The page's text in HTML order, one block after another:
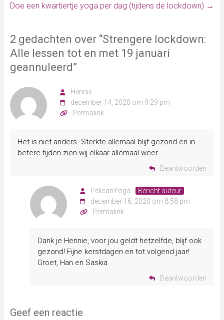
Doe een kwartiertje yoga per dag (tijdens de lockdown) →
2 gedachten over “Strengere lockdown:
Alle lessen tot en met 19 januari
geannuleerd”
Hennie
december 14, 2020 om 9:29 pm
Permalink
Het is niet anders. Sterkte allemaal blijf gezond en in
betere tijden zien wij elkaar allemaal weer.
Beantwoorden
PelicanYoga
Bericht auteur
december 16, 2020 om 8:58 pm
Permalink
Dank je Hennie, voor jou geldt hetzelfde, blijf ook
gezond! Fijne kerstdagen en tot volgend jaar!
Groet, Han en Saskia
Beantwoorden
Geef een reactie